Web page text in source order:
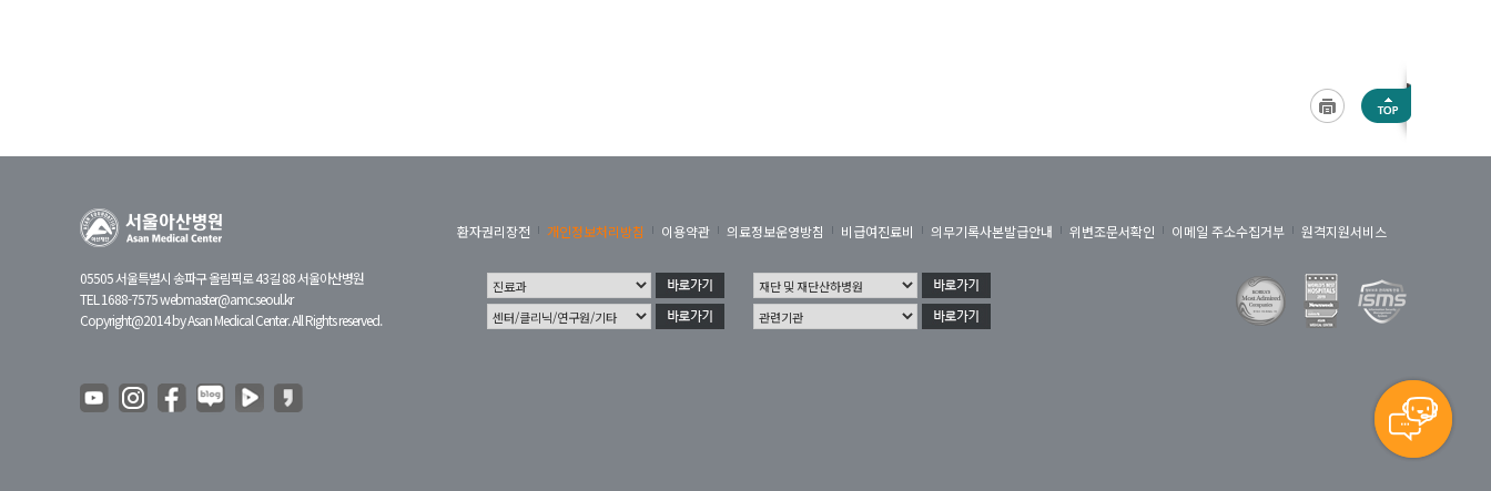
암환자라이프케어센터
갑상선암센터
05505 서울특별시 송파구 올림픽로 43길 88 서울아산병원
TEL 1688-7575webmaster@amc.seoul.kr
Copyright@2014 by Asan Medical Center. All Rights reserved.
환자권리장전 개인정보처리방침 이용약관 의료정보운영방침 비급여진료비 의무기록사본발급안내 위변조문서확인 이메일 주소수집거부 원격지원서비스